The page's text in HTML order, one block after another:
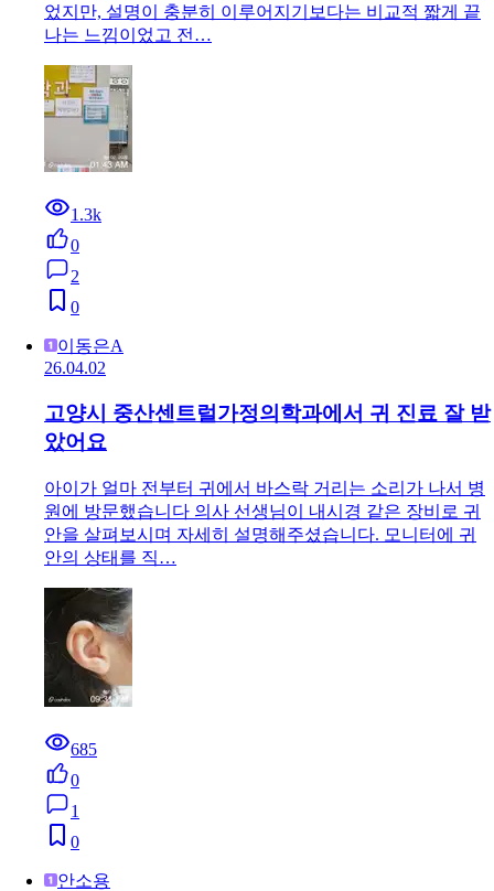
었지만, 설명이 충분히 이루어지기보다는 비교적 짧게 끝
나는 느낌이었고 전…
1.3k
0
2
0
이동은A
26.04.02
고양시 중산센트럴가정의학과에서 귀 진료 잘 받
았어요
아이가 얼마 전부터 귀에서 바스락 거리는 소리가 나서 병
원에 방문했습니다 의사 선생님이 내시경 같은 장비로 귀
안을 살펴보시며 자세히 설명해주셨습니다. 모니터에 귀
안의 상태를 직…
685
0
1
0
안소용